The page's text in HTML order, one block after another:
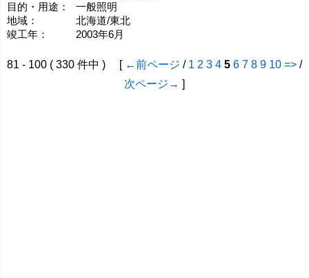
目的・用途：
一般照明
地域：
北海道/東北
竣工年：
2003年6月
81 - 100 ( 330 件中 ) [ ←前ページ / 1 2 3 4 5 6 7 8 9 10 => /
次ページ→ ]